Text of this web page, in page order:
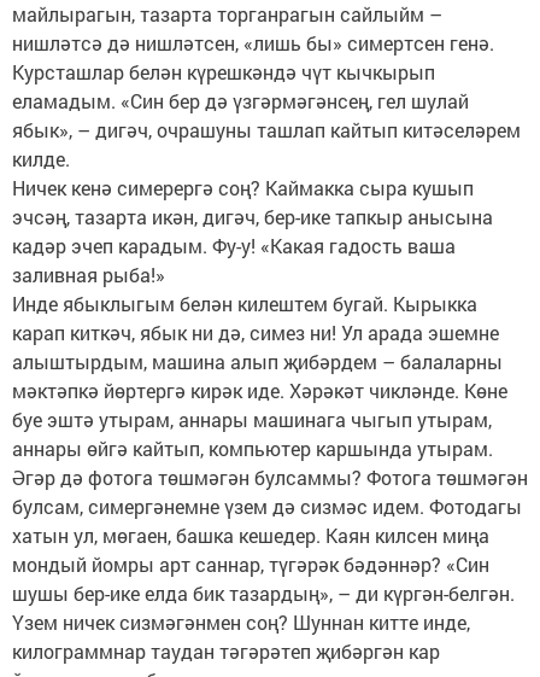
майлырагын, тазарта торганрагын сайлыйм –
нишләтсә дә нишләтсен, «лишь бы» симертсен генә.
Курсташлар белән күрешкәндә чүт кычкырып
еламадым. «Син бер дә үзгәрмәгәнсең, гел шулай
ябык», – дигәч, очрашуны ташлап кайтып китәселәрем
килде.
Ничек кенә симерергә соң? Каймакка сыра кушып
эчсәң, тазарта икән, дигәч, бер-ике тапкыр анысына
кадәр эчеп карадым. Фу-у! «Какая гадость ваша
заливная рыба!»
Инде ябыклыгым белән килештем бугай. Кырыкка
карап киткәч, ябык ни дә, симез ни! Ул арада эшемне
алыштырдым, машина алып җибәрдем – балаларны
мәктәпкә йөртергә кирәк иде. Хәрәкәт чикләнде. Көне
буе эштә утырам, аннары машинага чыгып утырам,
аннары өйгә кайтып, компьютер каршында утырам.
Әгәр дә фотога төшмәгән булсаммы? Фотога төшмәгән
булсам, симергәнемне үзем дә сизмәс идем. Фотодагы
хатын ул, мөгаен, башка кешедер. Каян килсен миңа
мондый йомры арт саннар, түгәрәк бәдәннәр? «Син
шушы бер-ике елда бик тазардың», – ди күргән-белгән.
Үзем ничек сизмәгәнмен соң? Шуннан китте инде,
килограммнар таудан тәгәрәтеп җибәргән кар